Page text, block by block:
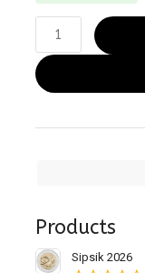
Products
Sipsik 2026